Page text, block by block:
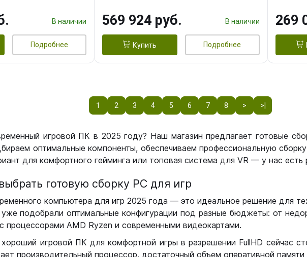
SSD)
В наличии
Подробнее
Turbo/ 512 ГБ SSD)
569 924 руб. В наличии
Купить Подробнее
ТБ
269
1 2 3 4 5 6 7 8 > >|
игровой ПК в 2025 году? Наш магазин предлагает готовые
оптимальные компоненты, обеспечиваем профессиональную
для комфортного гейминга или топовая система для VR — у нас
готовую сборку РС для игр
компьютера для игр 2025 года — это идеальное решение для
подобрали оптимальные конфигурации под разные бюджеты: от
AMD Ryzen и современными видеокартами.
игровой ПК для комфортной игры в разрешении FullHD сейчас
производительный процессор, достаточный объем оперативной